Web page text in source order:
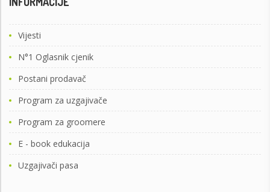
Vijesti
N°1 Oglasnik cjenik
Postani prodavač
Program za uzgajivače
Program za groomere
E - book edukacija
Uzgajivači pasa